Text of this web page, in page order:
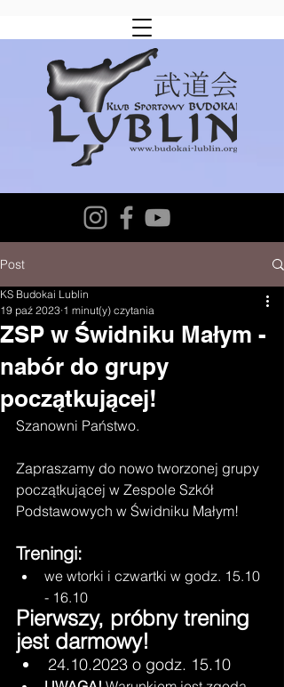
Post
ZSP w Świdniku Małym -
nabór do grupy
początkującej!
KS Budokai Lublin
19 paź 2023 1 minut(y) czytania
Szanowni Państwo.
Zapraszamy do nowo tworzonej grupy
początkującej w Zespole Szkół
Podstawowych w Świdniku Małym!
Treningi:
we wtorki i czwartki w godz. 15.10
- 16.10
Pierwszy, próbny trening
jest darmowy!
24.10.2023 o godz. 15.10